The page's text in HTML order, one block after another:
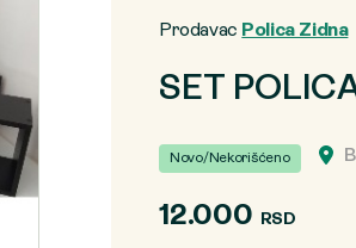
SET
Novo/Nekorišćeno
12.000 RSD
Prodavac Polica Zidna